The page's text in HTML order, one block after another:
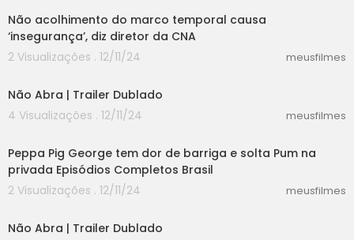
Não acolhimento do marco temporal causa
‘insegurança’, diz diretor da CNA
2 Visualizações . 12/11/24
meusfilmes
Não Abra | Trailer Dublado
4 Visualizações . 12/11/24
meusfilmes
Peppa Pig George tem dor de barriga e solta Pum na
privada Episódios Completos Brasil
2 Visualizações . 12/11/24
meusfilmes
Não Abra | Trailer Dublado